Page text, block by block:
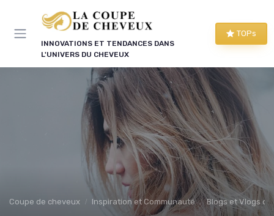
INNOVATIONS ET TENDANCES DANS
L'UNIVERS DU CHEVEUX
TOPs
Coupe de cheveux Inspiration et Communauté Blogs et Vlogs